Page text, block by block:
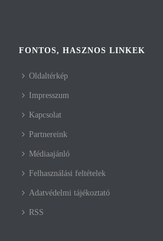
FONTOS, HASZNOS LINKEK
Oldaltérkép
Impresszum
Kapcsolat
Partnereink
Médiaajánló
Felhasználási feltételek
Adatvédelmi tájékoztató
RSS